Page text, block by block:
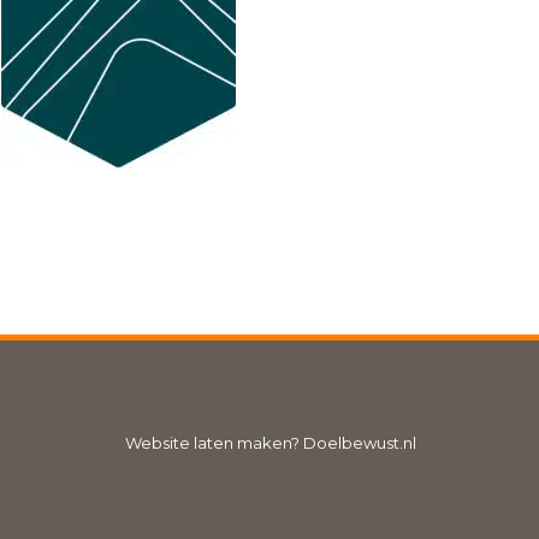
Website laten maken? Doelbewust.nl